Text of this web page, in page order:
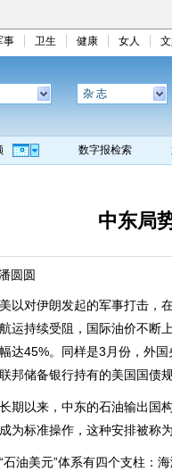
事 卫生 健康 女人
杂 志
数字报检索
中东局
圆圆
对伊朗发起的军事打击，在
运持续受阻，国际油价不断
达45%。同样是3月份，外
邦储备银行持有的美国国债
以来，中东的石油输出国构
为标准操作，这种安排被称为
美元”体系有四个支柱：海